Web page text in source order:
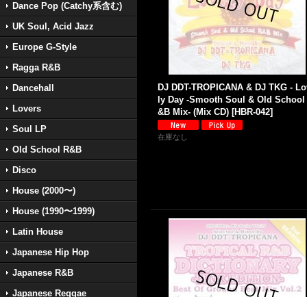
Dance Pop (Catchy系含む)
UK Soul, Acid Jazz
Europe G-Style
Ragga R&B
Dancehall
Lovers
Soul LP
Old School R&B
Disco
House (2000〜)
House (1990〜1999)
Latin House
Japanese Hip Hop
Japanese R&B
Japanese Reggae
DJ DDT-TROPICANA & DJ TKG -
ly Day -Smooth Soul & Old School
&B Mix- (Mix CD) [HBR-042]
在庫なし